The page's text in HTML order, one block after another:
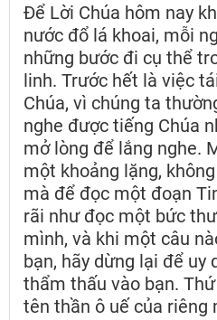
Để Lời Chúa hôm nay
nước đổ lá khoai, mỗi
những bước đi cụ thể
linh. Trước hết là việc
Chúa, vì chúng ta
nghe được tiếng Chúa
mở lòng để lắng nghe.
một khoảng lặng,
mà để đọc một đoạn
rãi như đọc một bức
mình, và khi một câu
bạn, hãy dừng lại để uy
thẩm thấu vào bạn.
tên thần ô uế của riêng